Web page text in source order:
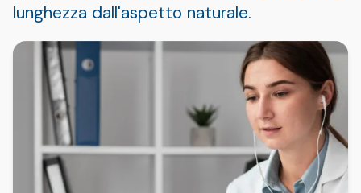
lunghezza dall'aspetto naturale.